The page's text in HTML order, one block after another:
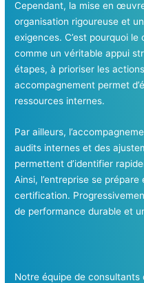
Cependant, la mise en
organisation rigoureuse et
exigences. C’est pourquoi
comme un véritable appui
étapes, à prioriser les
accompagnement permet
ressources internes.
Par ailleurs,
audits internes et des
permettent d’identifier
Ainsi, l’entreprise se
certification.
de performance durable et
Notre équipe de